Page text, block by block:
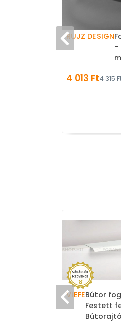
RUJZ DESIGN
-
4 013 Ft4 315
VIEFEBútor
Festett